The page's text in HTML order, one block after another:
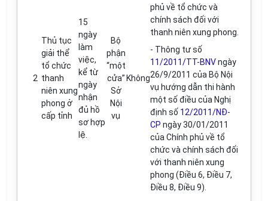
2
Thủ tục
giải thể
tổ chức
thanh
niên xung
phong ở
cấp tỉnh
15
ngày
làm
việc,
kể từ
ngày
nhận
đủ hồ
sơ hợp
lệ.
Bộ
phận
“một
cửa”
Sở
Nội
vụ
Không
phủ về tổ chức và
chính sách đối với
thanh niên xung phong.
- Thông tư số
11/2011/TT-BNVngày
26/9/2011 của Bộ Nội
vụ hướng dẫn thi hành
một số điều của Nghị
định số 12/2011/NĐ-
CP ngày 30/01/2011
của Chính phủ về tổ
chức và chính sách đối
với thanh niên xung
phong (Điều 6, Điều 7,
Điều 8, Điều 9).